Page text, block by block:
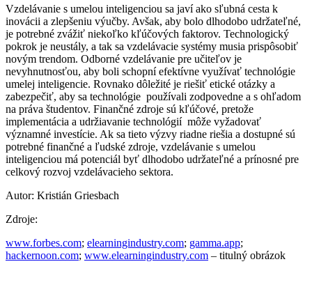
Vzdelávanie s umelou inteligenciou sa javí ako sľubná cesta k
inovácii a zlepšeniu výučby. Avšak, aby bolo dlhodobo udržateľné,
je potrebné zvážiť niekoľko kľúčových faktorov. Technologický
pokrok je neustály, a tak sa vzdelávacie systémy musia prispôsobiť
novým trendom. Odborné vzdelávanie pre učiteľov je
nevyhnutnosťou, aby boli schopní efektívne využívať technológie
umelej inteligencie. Rovnako dôležité je riešiť etické otázky a
zabezpečiť, aby sa technológie používali zodpovedne a s ohľadom
na práva študentov. Finančné zdroje sú kľúčové, pretože
implementácia a udržiavanie technológií môže vyžadovať
významné investície. Ak sa tieto výzvy riadne riešia a dostupné sú
potrebné finančné a ľudské zdroje, vzdelávanie s umelou
inteligenciou má potenciál byť dlhodobo udržateľné a prínosné pre
celkový rozvoj vzdelávacieho sektora.
Autor: Kristián Griesbach
Zdroje:
www.forbes.com; elearningindustry.com; gamma.app;
hackernoon.com; www.elearningindustry.com – titulný obrázok